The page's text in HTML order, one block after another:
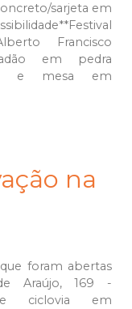
sarjeta em
Francisco
em pedra
e mesa em
na
foram abertas
Araújo, 169 -
ciclovia em